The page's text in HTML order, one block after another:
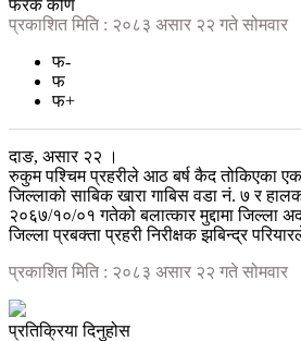
फरक कोण
प्रकाशित मिति : २०८३ असार २२ गते सोमवार
फ-
फ
फ+
दाङ, असार २२ ।
रुकुम पश्चिम प्रहरीले आठ बर्ष कैद तोकिएका
जिल्लाको साबिक खारा गाबिस वडा नं. ७ र
२०६७/१०/०१ गतेको बलात्कार मुद्दामा
जिल्ला प्रबक्ता प्रहरी निरीक्षक झबिन्द्र
प्रकाशित मिति : २०८३ असार २२ गते सोमवार
प्रतिक्रिया दिनुहोस